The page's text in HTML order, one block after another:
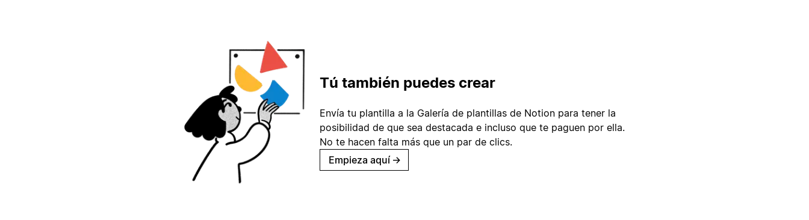
Tú también puedes crear
Envía tu plantilla a la Galería de plantillas de Notion para tener la
posibilidad de que sea destacada e incluso que te paguen por ella.
No te hacen falta más que un par de clics.
Empieza aquí →